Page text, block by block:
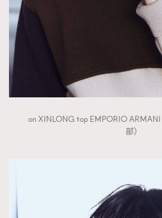
on XINLONG top EMPORIO
部）